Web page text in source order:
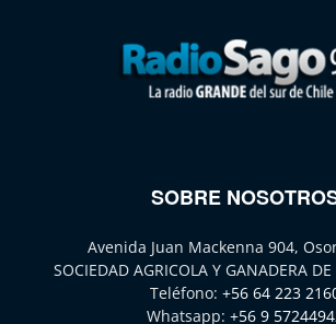
SOBRE
Avenida Juan Mackenna 904,
SOCIEDAD AGRICOLA Y GANADERA
Teléfono: +56 64 223
Whatsapp: +56 9